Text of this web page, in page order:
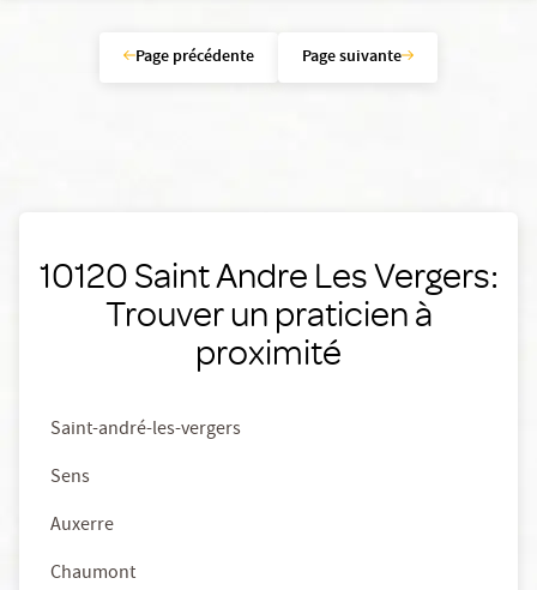
Page précédente Page suivante
10120 Saint Andre Les Vergers:
Trouver un praticien à
proximité
Saint-andré-les-vergers
Sens
Auxerre
Chaumont